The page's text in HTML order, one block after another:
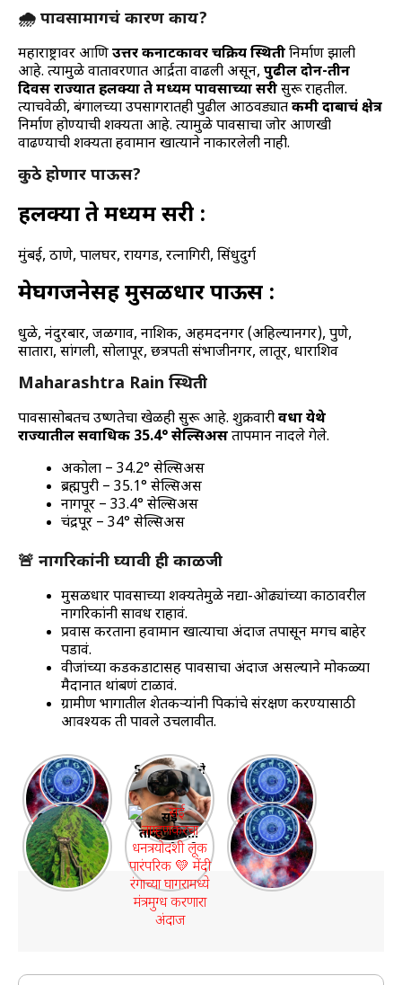
🌧️ पावसामागचं कारण काय?
महाराष्ट्रावर आणिउत्तर कर्नाटकावर चक्रिय स्थितीनिर्माण झाली
आहे. त्यामुळे वातावरणात आर्द्रता वाढली असून, पुढील दोन-तीन
दिवस राज्यात हलक्या ते मध्यम पावसाच्या सरीसुरू राहतील.
त्याचवेळी, बंगालच्या उपसागरातही पुढील आठवड्यातकमी दाबाचं क्षेत्र
निर्माण होण्याची शक्यता आहे. त्यामुळे पावसाचा जोर आणखी
वाढण्याची शक्यता हवामान खात्याने नाकारलेली नाही.
कुठे होणार पाऊस?
हलक्या ते मध्यम सरी :
मुंबई, ठाणे, पालघर, रायगड, रत्नागिरी, सिंधुदुर्ग
मेघगर्जनेसह मुसळधार पाऊस :
धुळे, नंदुरबार, जळगाव, नाशिक, अहमदनगर (अहिल्यानगर), पुणे,
सातारा, सांगली, सोलापूर, छत्रपती संभाजीनगर, लातूर, धाराशिव
Maharashtra Rain स्थिती
पावसासोबतच उष्णतेचा खेळही सुरू आहे. शुक्रवारीवर्धा येथे
राज्यातील सर्वाधिक 35.4° सेल्सिअसतापमान नोंदले गेले.
अकोला – 34.2° सेल्सिअस
ब्रह्मपुरी – 35.1° सेल्सिअस
नागपूर – 33.4° सेल्सिअस
चंद्रपूर – 34° सेल्सिअस
🚨 नागरिकांनी घ्यावी ही काळजी
मुसळधार पावसाच्या शक्यतेमुळे नद्या-ओढ्यांच्या काठावरील
नागरिकांनी सावध राहावं.
प्रवास करताना हवामान खात्याचा अंदाज तपासून मगच बाहेर
पडावं.
वीजांच्या कडकडाटासह पावसाचा अंदाज असल्याने मोकळ्या
मैदानात थांबणं टाळावं.
ग्रामीण भागातील शेतकऱ्यांनी पिकांचे संरक्षण करण्यासाठी
आवश्यक ती पावले उचलावीत.
साप्ताहिक
राशिभविष्य
27 Oct – 2
Nov 2025:
पैसा, नोकरी,
फ्लॅट! तुमचं
नशीब काय
सांगतं?
Samsung ने
लॉन्च केला
जबरदस्त
Galaxy XR
हेडसेट
“20 ते 26
ऑक्टोबर
2025
साप्ताहिक
राशीभविष्य |
महालक्ष्मी
योगात
चमकणार ७
महाराष्ट्रातील
१० प्रसिद्ध
आणि सर्वात
मोठे किल्ले |
Top 10
सई
ताम्हणकरचा
धनत्रयोदशी
लूक पारंपरिक
💛 मेंदी
रंगाच्या
घागरामध्ये
मंत्रमुग्ध
आदित्य-मंगल
योग 2025:
भाग्याचा
आठवडा सुरू